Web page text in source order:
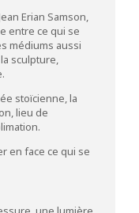
Erian Samson,
entre ce qui se
médiums aussi
sculpture,
stoïcienne, la
lieu de
en face ce qui se